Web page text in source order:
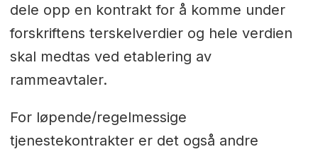
dele opp en kontrakt for å komme under
forskriftens terskelverdier og hele verdien
skal medtas ved etablering av
rammeavtaler.
For løpende/regelmessige
tjenestekontrakter er det også andre